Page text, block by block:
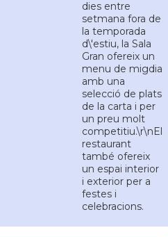
dies entre
setmana fora de
la temporada
d\'estiu, la Sala
Gran ofereix un
menu de migdia
amb una
selecció de plats
de la carta i per
un preu molt
competitiu.\r\nEl
restaurant
també ofereix
un espai interior
i exterior per a
festes i
celebracions.